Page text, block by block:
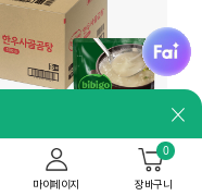
담기
fai
마이페이지 장바구니
0